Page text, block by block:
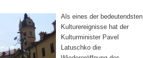
Als eines der bedeutendsten
Kulturereignisse hat der
Kulturminister Pavel
Latuschko die